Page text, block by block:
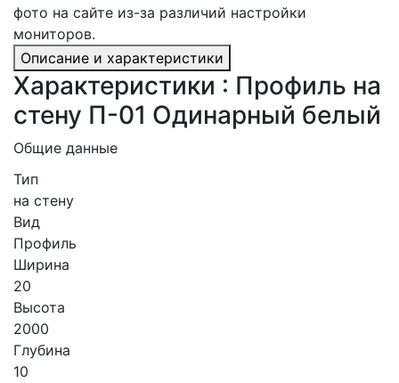
фото на сайте из-за различий настройки
мониторов.
Описание и характеристики
Характеристики : Профиль на
стену П-01 Одинарный белый
Общие данные
Тип
на стену
Вид
Профиль
Ширина
20
Высота
2000
Глубина
10